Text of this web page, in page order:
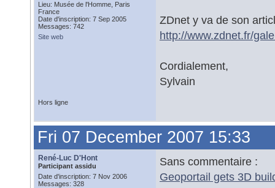
Lieu: Musée de l'Homme, Paris
France
Date d'inscription: 7 Sep 2005
Messages: 742
Site web
ZDnet y va de son
http://www.zdnet.fr/
Cordialement,
Sylvain
Hors ligne
Fri 07 December 2007 15:33
René-Luc D'Hont
Participant assidu
Date d'inscription: 7 Nov 2006
Messages: 328
Sans commentaire :
Geoportail gets 3D